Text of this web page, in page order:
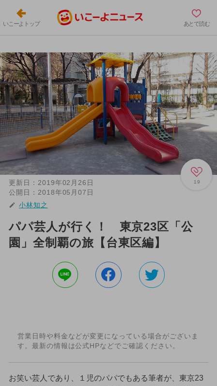
いこーよトップ あとで読む
19
更新日： 2019年02月26日
公開日： 2018年05月07日
小林知之
パパ芸人が行く！ 東京23区「公
園」全制覇の旅【台東区編】
営業日時や料金などが変更になっている場合がございま
す。最新の情報は公式HPなどでご確認ください。
お笑い芸人であり、１児のパパでもある筆者が、東京23